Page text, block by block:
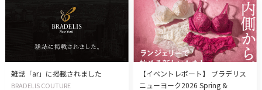
雑誌「ar」に掲載されました
BRADELIS COUTURE
【イベントレポート】 ブラデリス
ニューヨーク2026 Spring &